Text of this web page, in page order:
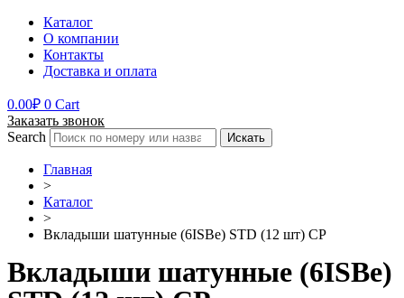
Каталог
О компании
Контакты
Доставка и оплата
0.00₽ 0 Cart
Заказать звонок
Search
Искать
Главная
>
Каталог
>
Вкладыши шатунные (6ISBe) STD (12 шт) CP
Вкладыши шатунные (6ISBe)